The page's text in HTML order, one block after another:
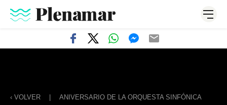
‹ VOLVER ANIVERSARIO DE LA ORQUESTA SINFÓNICA